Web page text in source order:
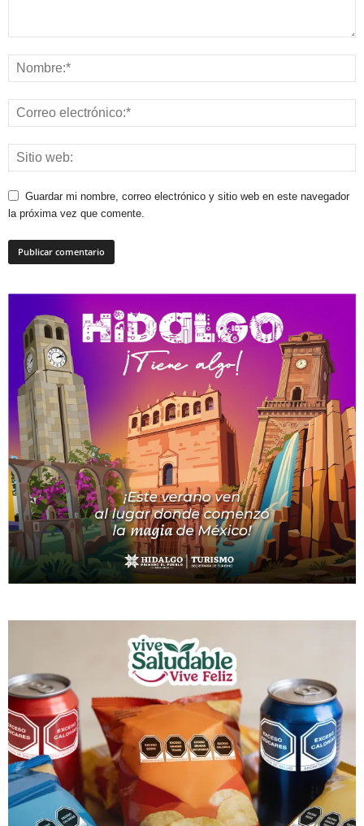
Guardar mi nombre, correo electrónico y sitio web en este navegador
la próxima vez que comente.